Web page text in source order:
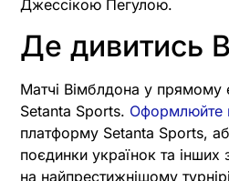
Джессікою Пегулою.
Де дивитись
Матчі Вімблдона у прямому
Setanta Sports. Оформлюйте
платформу Setanta Sports,
поєдинки українок та інших
на найпрестижнішому